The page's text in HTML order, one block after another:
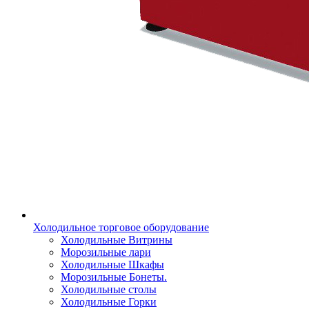
Холодильное торговое оборудование
Холодильные Витрины
Морозильные лари
Холодильные Шкафы
Морозильные Бонеты.
Холодильные столы
Холодильные Горки